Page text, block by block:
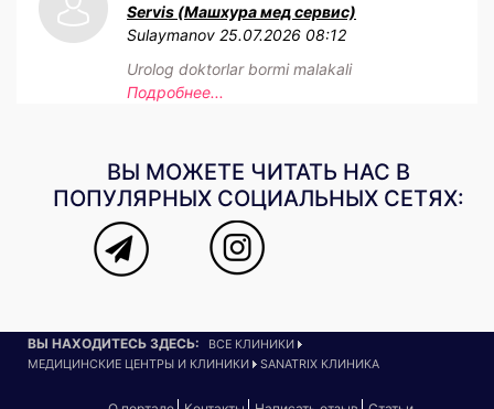
Servis (Машхура мед сервис)
Sulaymanov 25.07.2026 08:12
Urolog doktorlar bormi malakali
Подробнее...
ВЫ МОЖЕТЕ ЧИТАТЬ НАС В
ПОПУЛЯРНЫХ СОЦИАЛЬНЫХ СЕТЯХ:
ВЫ НАХОДИТЕСЬ ЗДЕСЬ:
ВСЕ КЛИНИКИ
МЕДИЦИНСКИЕ ЦЕНТРЫ И КЛИНИКИ
SANATRIX КЛИНИКА